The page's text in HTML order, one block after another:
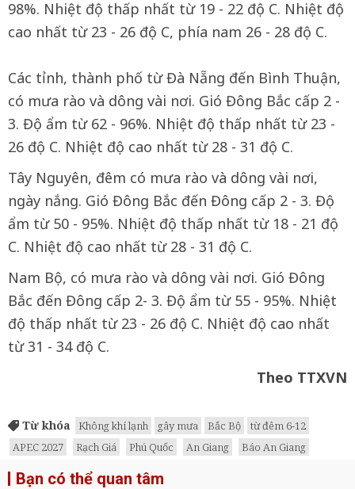
98%. Nhiệt độ thấp nhất từ 19 - 22 độ C. Nhiệt độ
cao nhất từ 23 - 26 độ C, phía nam 26 - 28 độ C.
Các tỉnh, thành phố từ Đà Nẵng đến Bình Thuận,
có mưa rào và dông vài nơi. Gió Đông Bắc cấp 2 -
3. Độ ẩm từ 62 - 96%. Nhiệt độ thấp nhất từ 23 -
26 độ C. Nhiệt độ cao nhất từ 28 - 31 độ C.
Tây Nguyên, đêm có mưa rào và dông vài nơi,
ngày nắng. Gió Đông Bắc đến Đông cấp 2 - 3. Độ
ẩm từ 50 - 95%. Nhiệt độ thấp nhất từ 18 - 21 độ
C. Nhiệt độ cao nhất từ 28 - 31 độ C.
Nam Bộ, có mưa rào và dông vài nơi. Gió Đông
Bắc đến Đông cấp 2- 3. Độ ẩm từ 55 - 95%. Nhiệt
độ thấp nhất từ 23 - 26 độ C. Nhiệt độ cao nhất
từ 31 - 34 độ C.
Theo TTXVN
Từ khóa Không khí lạnh gây mưa Bắc Bộ
từ đêm 6-12
APEC 2027
Rạch Giá Phú Quốc An Giang Báo An Giang
Bạn có thể quan tâm